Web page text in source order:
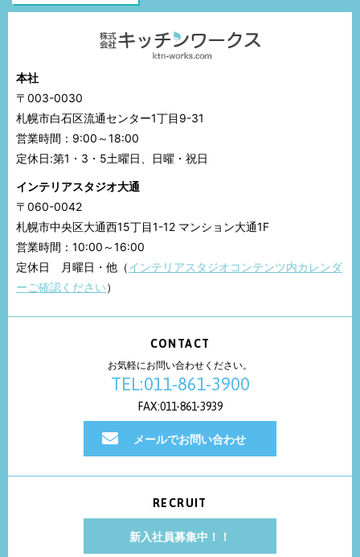
本社
〒003-0030
札幌市白石区流通センター1丁目9-31
営業時間：9:00～18:00
定休日:第1・3・5土曜日、日曜・祝日
インテリアスタジオ大通
〒060-0042
札幌市中央区大通西15丁目1-12 マンション大通1F
営業時間：10:00～16:00
定休日 月曜日・他（インテリアスタジオコンテンツ内カレンダ
ーご確認ください）
CONTACT
お気軽にお問い合わせください。
TEL:011-861-3900
FAX:011-861-3939
メールでお問い合わせ
RECRUIT
新入社員募集中！！